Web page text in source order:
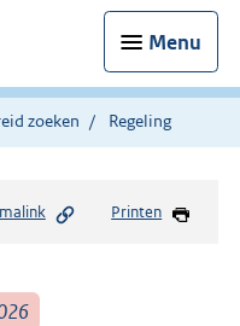
Menu
zoeken Regeling
Printen